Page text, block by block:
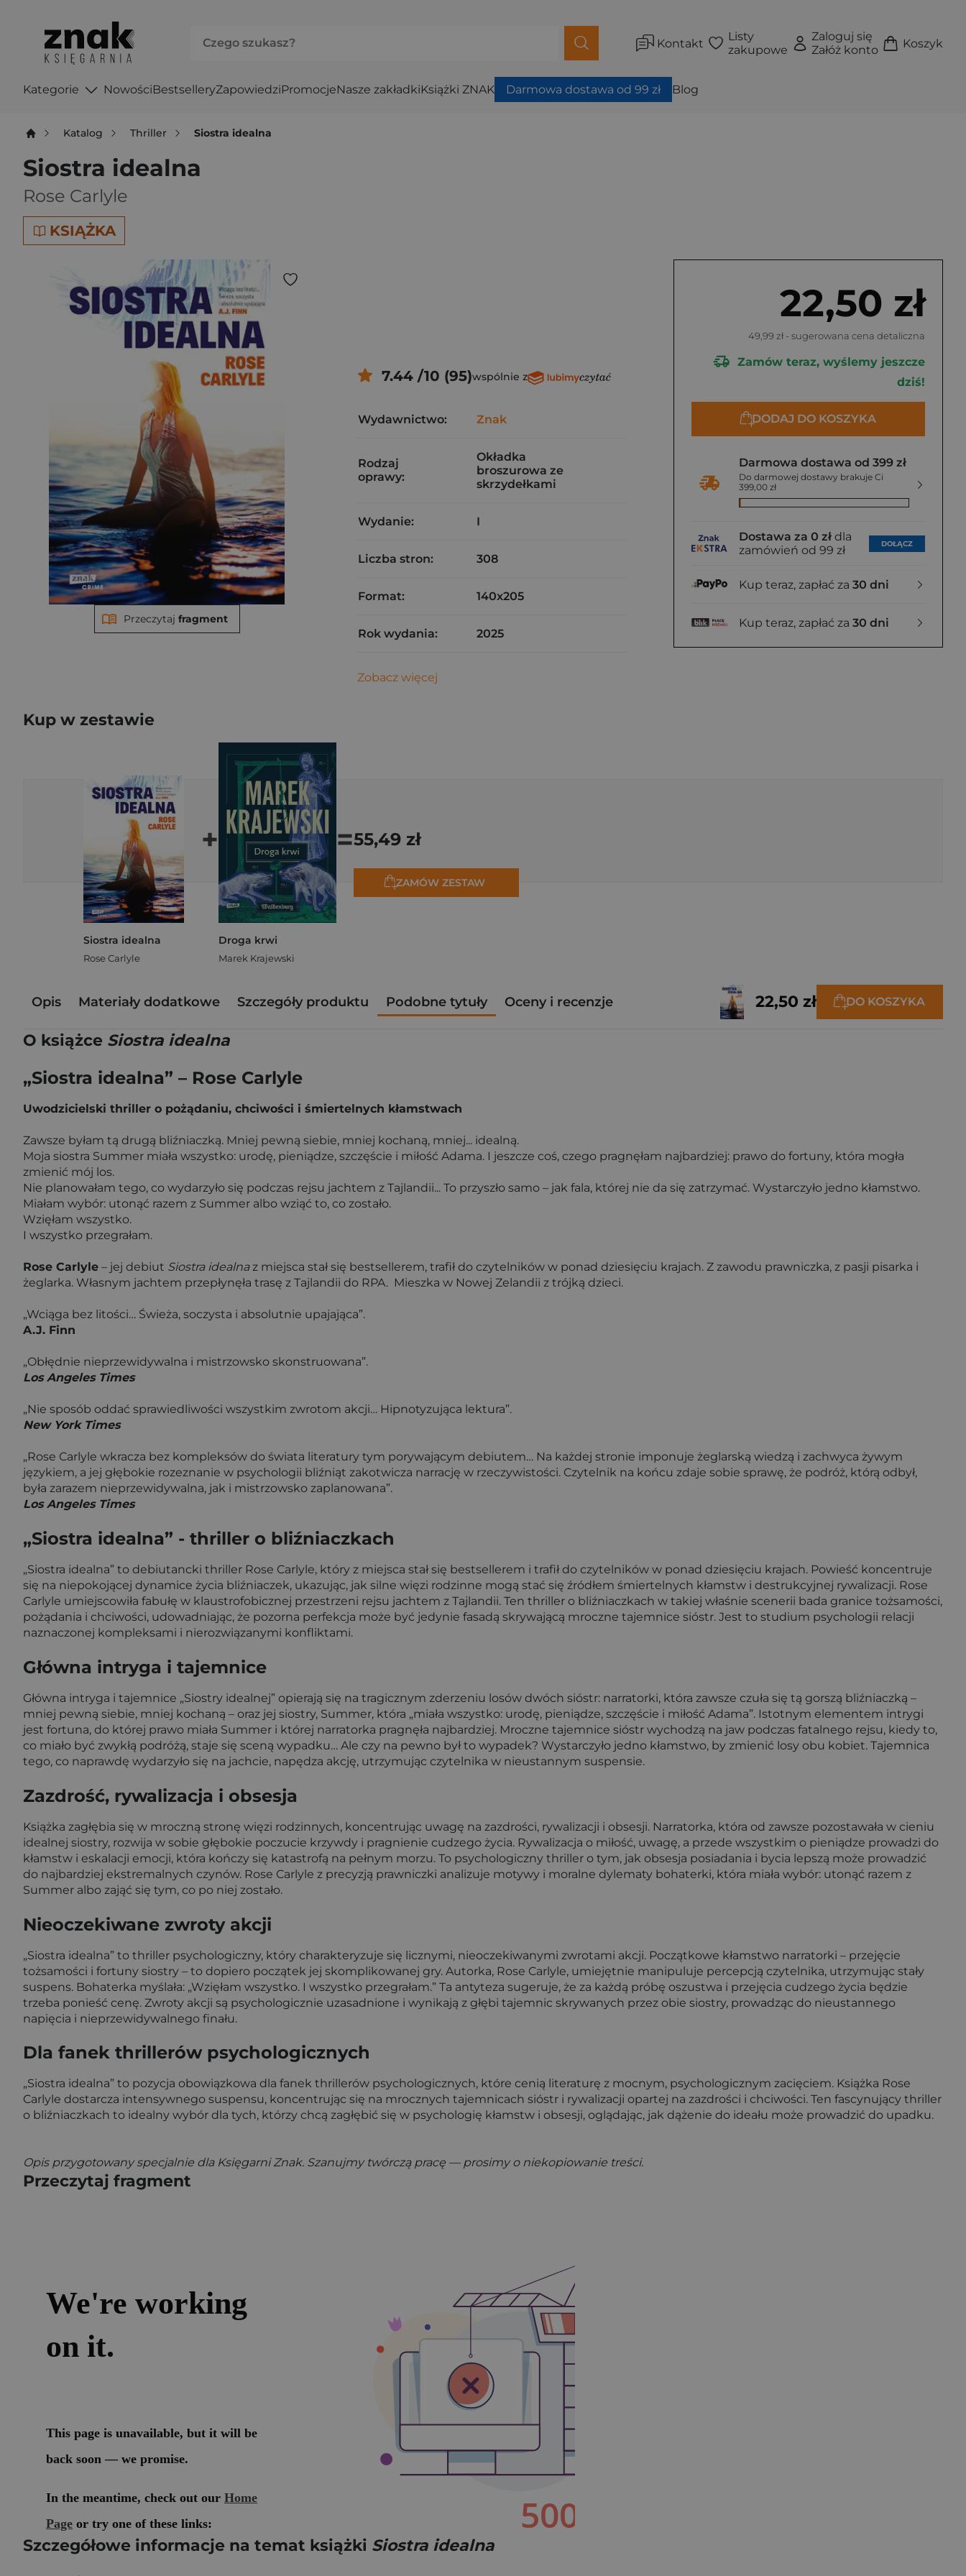
Kontakt
Listy
zakupowe
Zaloguj się
Załóż konto
Koszyk
Kategorie NowościBestselleryZapowiedziPromocjeNasze zakładkiKsiążki ZNAK Darmowa dostawa od 99 zł Blog
Katalog Thriller Siostra idealna
Siostra idealna
Rose Carlyle
KSIĄŻKA
Przeczytaj fragment
22,50 zł
49,99 zł - sugerowana cena detaliczna
Zamów teraz, wyślemy jeszcze
dziś!
DODAJ DO KOSZYKA
Darmowa dostawa od 399 zł
Do darmowej dostawy brakuje Ci
399,00 zł
Dostawa za 0 zł dla
zamówień od 99 zł
DOŁĄCZ
Kup teraz, zapłać za 30 dni
Kup teraz, zapłać za 30 dni
7.44 /10 (95)wspólnie z
Wydawnictwo: Znak
Rodzaj
oprawy:
Okładka
broszurowa ze
skrzydełkami
Wydanie: I
Liczba stron: 308
Format: 140x205
Rok wydania: 2025
Zobacz więcej
Kup w zestawie
Siostra idealna
Rose Carlyle
+
Droga krwi
Marek Krajewski
=55,49 zł
ZAMÓW ZESTAW
Opis Materiały dodatkowe Szczegóły produktu Podobne tytuły Oceny i recenzje 22,50 zł DO KOSZYKA
O książce Siostra idealna
„Siostra idealna” – Rose Carlyle
Uwodzicielski thriller o pożądaniu, chciwości i śmiertelnych kłamstwach
Zawsze byłam tą drugą bliźniaczką. Mniej pewną siebie, mniej kochaną, mniej... idealną.
Moja siostra Summer miała wszystko: urodę, pieniądze, szczęście i miłość Adama. I jeszcze coś, czego pragnęłam najbardziej: prawo do fortuny, która mogła
zmienić mój los.
Nie planowałam tego, co wydarzyło się podczas rejsu jachtem z Tajlandii... To przyszło samo – jak fala, której nie da się zatrzymać. Wystarczyło jedno kłamstwo.
Miałam wybór: utonąć razem z Summer albo wziąć to, co zostało.
Wzięłam wszystko.
I wszystko przegrałam.
Rose Carlyle – jej debiut Siostra idealnaz miejsca stał się bestsellerem, trafił do czytelników w ponad dziesięciu krajach. Z zawodu prawniczka, z pasji pisarka i
żeglarka. Własnym jachtem przepłynęła trasę z Tajlandii do RPA. Mieszka w Nowej Zelandii z trójką dzieci.
„Wciąga bez litości… Świeża, soczysta i absolutnie upajająca”.
A.J. Finn
„Obłędnie nieprzewidywalna i mistrzowsko skonstruowana”.
Los Angeles Times
„Nie sposób oddać sprawiedliwości wszystkim zwrotom akcji… Hipnotyzująca lektura”.
New York Times
„Rose Carlyle wkracza bez kompleksów do świata literatury tym porywającym debiutem… Na każdej stronie imponuje żeglarską wiedzą i zachwyca żywym
językiem, a jej głębokie rozeznanie w psychologii bliźniąt zakotwicza narrację w rzeczywistości. Czytelnik na końcu zdaje sobie sprawę, że podróż, którą odbył,
była zarazem nieprzewidywalna, jak i mistrzowsko zaplanowana”.
Los Angeles Times
„Siostra idealna” - thriller o bliźniaczkach
„Siostra idealna” to debiutancki thriller Rose Carlyle, który z miejsca stał się bestsellerem i trafił do czytelników w ponad dziesięciu krajach. Powieść koncentruje
się na niepokojącej dynamice życia bliźniaczek, ukazując, jak silne więzi rodzinne mogą stać się źródłem śmiertelnych kłamstw i destrukcyjnej rywalizacji. Rose
Carlyle umiejscowiła fabułę w klaustrofobicznej przestrzeni rejsu jachtem z Tajlandii. Ten thriller o bliźniaczkach w takiej właśnie scenerii bada granice tożsamości,
pożądania i chciwości, udowadniając, że pozorna perfekcja może być jedynie fasadą skrywającą mroczne tajemnice sióstr. Jest to studium psychologii relacji
naznaczonej kompleksami i nierozwiązanymi konfliktami.
Główna intryga i tajemnice
Główna intryga i tajemnice „Siostry idealnej” opierają się na tragicznym zderzeniu losów dwóch sióstr: narratorki, która zawsze czuła się tą gorszą bliźniaczką –
mniej pewną siebie, mniej kochaną – oraz jej siostry, Summer, która „miała wszystko: urodę, pieniądze, szczęście i miłość Adama”. Istotnym elementem intrygi
jest fortuna, do której prawo miała Summer i której narratorka pragnęła najbardziej. Mroczne tajemnice sióstr wychodzą na jaw podczas fatalnego rejsu, kiedy to,
co miało być zwykłą podróżą, staje się sceną wypadku… Ale czy na pewno był to wypadek? Wystarczyło jedno kłamstwo, by zmienić losy obu kobiet. Tajemnica
tego, co naprawdę wydarzyło się na jachcie, napędza akcję, utrzymując czytelnika w nieustannym suspensie.
Zazdrość, rywalizacja i obsesja
Książka zagłębia się w mroczną stronę więzi rodzinnych, koncentrując uwagę na zazdrości, rywalizacji i obsesji. Narratorka, która od zawsze pozostawała w cieniu
idealnej siostry, rozwija w sobie głębokie poczucie krzywdy i pragnienie cudzego życia. Rywalizacja o miłość, uwagę, a przede wszystkim o pieniądze prowadzi do
kłamstw i eskalacji emocji, która kończy się katastrofą na pełnym morzu. To psychologiczny thriller o tym, jak obsesja posiadania i bycia lepszą może prowadzić
do najbardziej ekstremalnych czynów. Rose Carlyle z precyzją prawniczki analizuje motywy i moralne dylematy bohaterki, która miała wybór: utonąć razem z
Summer albo zająć się tym, co po niej zostało.
Nieoczekiwane zwroty akcji
„Siostra idealna” to thriller psychologiczny, który charakteryzuje się licznymi, nieoczekiwanymi zwrotami akcji. Początkowe kłamstwo narratorki – przejęcie
tożsamości i fortuny siostry – to dopiero początek jej skomplikowanej gry. Autorka, Rose Carlyle, umiejętnie manipuluje percepcją czytelnika, utrzymując stały
suspens. Bohaterka myślała: „Wzięłam wszystko. I wszystko przegrałam.” Ta antyteza sugeruje, że za każdą próbę oszustwa i przejęcia cudzego życia będzie
trzeba ponieść cenę. Zwroty akcji są psychologicznie uzasadnione i wynikają z głębi tajemnic skrywanych przez obie siostry, prowadząc do nieustannego
napięcia i nieprzewidywalnego finału.
Dla fanek thrillerów psychologicznych
„Siostra idealna” to pozycja obowiązkowa dla fanek thrillerów psychologicznych, które cenią literaturę z mocnym, psychologicznym zacięciem. Książka Rose
Carlyle dostarcza intensywnego suspensu, koncentrując się na mrocznych tajemnicach sióstr i rywalizacji opartej na zazdrości i chciwości. Ten fascynujący thriller
o bliźniaczkach to idealny wybór dla tych, którzy chcą zagłębić się w psychologię kłamstw i obsesji, oglądając, jak dążenie do ideału może prowadzić do upadku.
Opis przygotowany specjalnie dla Księgarni Znak. Szanujmy twórczą pracę — prosimy o niekopiowanie treści.
Przeczytaj fragment
Szczegółowe informacje na temat książki Siostra idealna